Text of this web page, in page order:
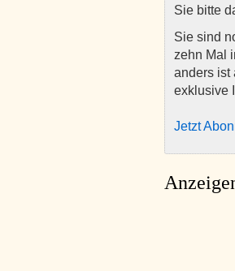
Sie bitte
Sie sind
zehn Mal
anders ist
exklusive
Jetzt